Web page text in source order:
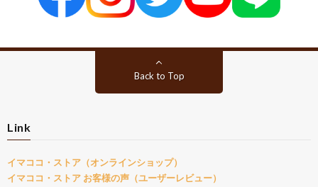
Back to Top
Link
イマココ・ストア（オンラインショップ）
イマココ・ストア お客様の声（ユーザーレビュー）